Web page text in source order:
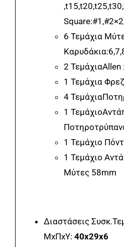
6 Τεμάχια
2 ΤεμάχιαAllen
1 Τεμάχια
4
1
1 Τεμάχιο
1 Τεμάχιο
Μύτες 58mm
Διαστάσεις
ΜxΠxΥ: 40x29x6